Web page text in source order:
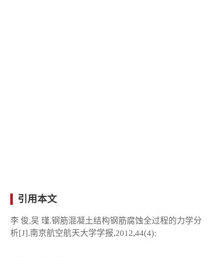
引用本文
李 俊,吴 瑾.钢筋混凝土结构钢筋腐蚀全过程的力学分
析[J].南京航空航天大学学报,2012,44(4):